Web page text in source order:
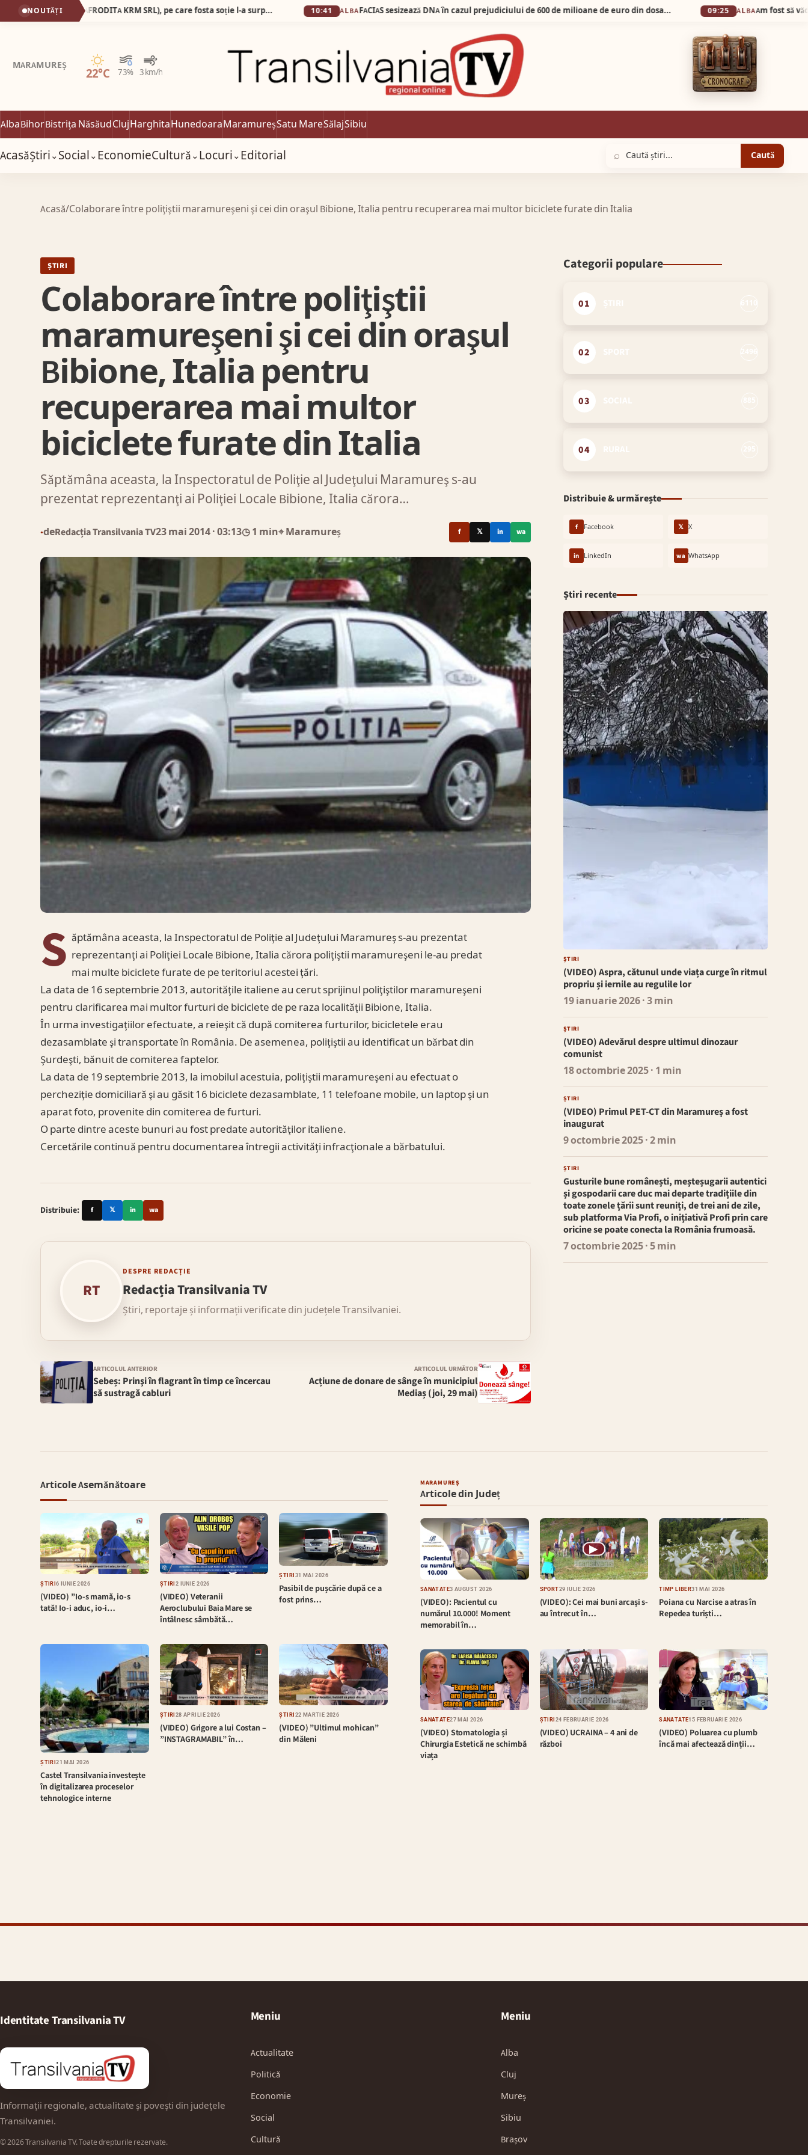
NOUTĂȚI Ginecologul Mostafa Ismail (SC AFRODITA KRM SRL), pe care fosta soție l-a surprins dezbrăcat de la brâu în jos în timp ce consulta o pacientă complet dezbrăcată, a pierdut procesul cu presa! 10:41 ALBA FACIAS sesizează DNA în cazul prejudiciului de 600 de milioane de euro din dosarul Pfizer. Cei vinovați trebuie să plăteasca. 09:25 ALBA
MARAMUREȘ
22°C 73% 3 km/h
Senin
AlbaBihorBistrița NăsăudClujHarghitaHunedoaraMaramureșSatu MareSălajSibiu
AcasăȘtiri⌄Social⌄EconomieCultură⌄Locuri⌄Editorial ⌕ Caută
Acasă/Colaborare între poliţiştii maramureşeni şi cei din oraşul Bibione, Italia pentru recuperarea mai multor biciclete furate din Italia
ȘTIRI
Colaborare între poliţiştii
maramureşeni şi cei din oraşul
Bibione, Italia pentru
recuperarea mai multor
biciclete furate din Italia
Săptămâna aceasta, la Inspectoratul de Poliţie al Judeţului Maramureş s-au
prezentat reprezentanţi ai Poliţiei Locale Bibione, Italia cărora…
●deRedacția Transilvania TV23 mai 2014· 03:13◷ 1 min⌖ Maramureș f 𝕏 in wa
S ăptămâna aceasta, la Inspectoratul de Poliţie al Judeţului Maramureş s-au prezentat
reprezentanţi ai Poliţiei Locale Bibione, Italia cărora poliţiştii maramureşeni le-au predat
mai multe biciclete furate de pe teritoriul acestei ţări.
La data de 16 septembrie 2013, autorităţile italiene au cerut sprijinul poliţiştilor maramureşeni
pentru clarificarea mai multor furturi de biciclete de pe raza localităţii Bibione, Italia.
În urma investigaţiilor efectuate, a reieşit că după comiterea furturilor, bicicletele erau
dezasamblate şi transportate în România. De asemenea, poliţiştii au identificat un bărbat din
Şurdeşti, bănuit de comiterea faptelor.
La data de 19 septembrie 2013, la imobilul acestuia, poliţiştii maramureşeni au efectuat o
percheziţie domiciliară şi au găsit 16 biciclete dezasamblate, 11 telefoane mobile, un laptop şi un
aparat foto, provenite din comiterea de furturi.
O parte dintre aceste bunuri au fost predate autorităţilor italiene.
Cercetările continuă pentru documentarea întregii activităţi infracţionale a bărbatului.
Distribuie: f 𝕏 in wa
RT
DESPRE REDACȚIE
Redacția Transilvania TV
Știri, reportaje și informații verificate din județele Transilvaniei.
ARTICOLUL ANTERIOR
Sebeș: Prinşi în flagrant în timp ce încercau
să sustragă cabluri
ARTICOLUL URMĂTOR
Acțiune de donare de sânge în municipiul
Mediaș (joi, 29 mai)
Categorii populare
01
02
03
04
Distribuie & urmărește
f Facebook 𝕏 X
in LinkedIn wa WhatsApp
Știri recente
ȘTIRI
(VIDEO) Aspra, cătunul unde viața curge în ritmul
propriu și iernile au regulile lor
19 ianuarie 2026· 3 min
ȘTIRI
(VIDEO) Adevărul despre ultimul dinozaur
comunist
18 octombrie 2025· 1 min
ȘTIRI
(VIDEO) Primul PET-CT din Maramureș a fost
inaugurat
9 octombrie 2025· 2 min
ȘTIRI
Gusturile bune românești, meșteșugarii autentici
și gospodarii care duc mai departe tradițiile din
toate zonele țării sunt reuniți, de trei ani de zile,
sub platforma Via Profi, o inițiativă Profi prin care
oricine se poate conecta la România frumoasă.
7 octombrie 2025· 5 min
Articole Asemănătoare
ȘTIRI6 IUNIE 2026
(VIDEO) ”Io-s mamă, io-s
tată! Io-i aduc, io-i…
ȘTIRI 2 IUNIE 2026
(VIDEO) Veteranii
Aeroclubului Baia Mare se
întâlnesc sâmbătă…
ȘTIRI 31 MAI 2026
Pasibil de pușcărie după ce a
fost prins…
ȘTIRI21 MAI 2026
Castel Transilvania investește
în digitalizarea proceselor
tehnologice interne
ȘTIRI 28 APRILIE 2026
(VIDEO) Grigore a lui Costan –
”INSTAGRAMABIL” în…
ȘTIRI 22 MARTIE 2026
(VIDEO) ”Ultimul mohican”
din Măleni
MARAMUREȘ
Articole din Județ
SĂNĂTATE3 AUGUST 2026
(VIDEO): Pacientul cu
numărul 10.000! Moment
memorabil în…
▶
SPORT29 IULIE 2026
(VIDEO): Cei mai buni arcași s-
au întrecut în…
TIMP LIBER31 MAI 2026
Poiana cu Narcise a atras în
Repedea turiști…
SĂNĂTATE27 MAI 2026
(VIDEO) Stomatologia și
Chirurgia Estetică ne schimbă
viața
ȘTIRI 24 FEBRUARIE 2026
(VIDEO) UCRAINA – 4 ani de
război
SĂNĂTATE15 FEBRUARIE 2026
(VIDEO) Poluarea cu plumb
încă mai afectează dinții…
Identitate Transilvania TV
Informații regionale, actualitate și povești din județele
Transilvaniei.
© 2026 Transilvania TV. Toate drepturile rezervate.
Meniu
Actualitate
Politică
Economie
Social
Cultură
Meniu
Alba
Cluj
Mureș
Sibiu
Brașov